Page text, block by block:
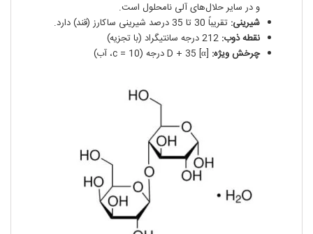
و در سایر حلال‌های آلی نامحلول است.
شیرینی: تقریباً 30 تا 35 درصد شیرینی ساکارز (قند) دارد.
نقطه ذوب:
چرخش ویژه: [α] D + 35 درجه (c = 10، آب)